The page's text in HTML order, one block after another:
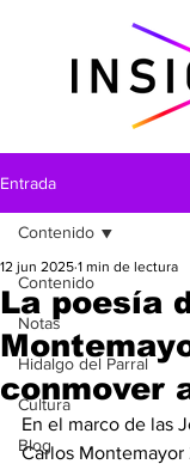
Entrada
Contenido
Notas
Hidalgo del Parral
Cultura
Blog
Contenido
La poesía
conmover
12 jun 2025 1 min de lectura
En el marco de las
Carlos